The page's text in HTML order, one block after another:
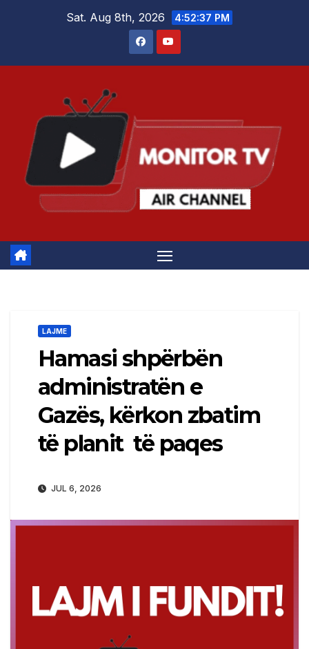
Sat. Aug 8th, 2026 4:52:37 PM
LAJME
Hamasi shpërbën
administratën e
Gazës, kërkon zbatim
të planit të paqes
JUL 6, 2026